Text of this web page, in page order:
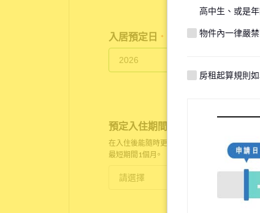
入居預定日 *
預定入住期間
在入住後能隨時更改。
最短期間1個月。
高中生、或是
物件內一律嚴
房租起算規則